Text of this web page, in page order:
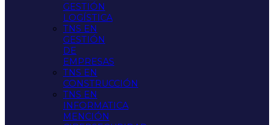
GESTIÓN
LOGÍSTICA
TNS EN
GESTIÓN
DE
EMPRESAS
TNS EN
CONSTRUCCIÓN
TNS EN
INFORMATICA
MENCIÓN